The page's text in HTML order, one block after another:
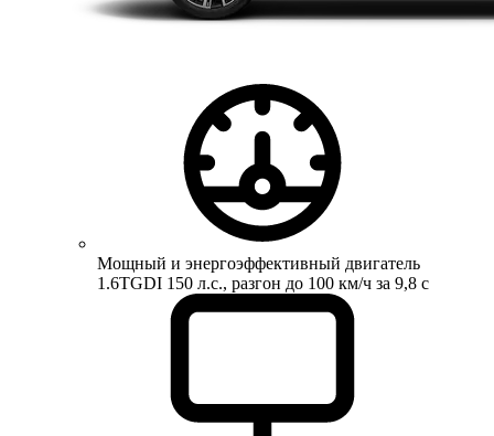
Мощный и энергоэффективный двигатель
1.6TGDI 150 л.с., разгон до 100 км/ч за 9,8 с